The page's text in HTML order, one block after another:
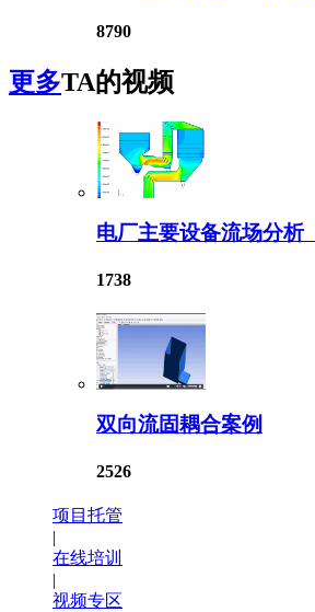
8790
更多TA的视频
电厂主要设备流场分析
1738
双向流固耦合案例
2526
项目托管
|
在线培训
|
视频专区